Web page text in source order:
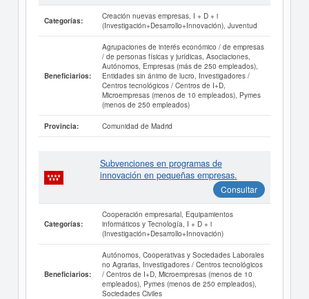
Categorías:
Creación nuevas empresas, I + D + i
(Investigación+Desarrollo+Innovación), Juventud
Beneficiarios:
Agrupaciones de interés económico / de empresas
/ de personas físicas y jurídicas, Asociaciones,
Autónomos, Empresas (más de 250 empleados),
Entidades sin ánimo de lucro, Investigadores /
Centros tecnológicos / Centros de I+D,
Microempresas (menos de 10 empleados), Pymes
(menos de 250 empleados)
Provincia: Comunidad de Madrid
Subvenciones en programas de
innovación en pequeñas empresas.
Consultar
Categorías:
Cooperación empresarial, Equipamientos
informáticos y Tecnología, I + D + i
(Investigación+Desarrollo+Innovación)
Beneficiarios:
Autónomos, Cooperativas y Sociedades Laborales
no Agrarias, Investigadores / Centros tecnológicos
/ Centros de I+D, Microempresas (menos de 10
empleados), Pymes (menos de 250 empleados),
Sociedades Civiles